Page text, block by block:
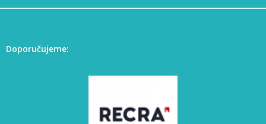
Doporučujeme: